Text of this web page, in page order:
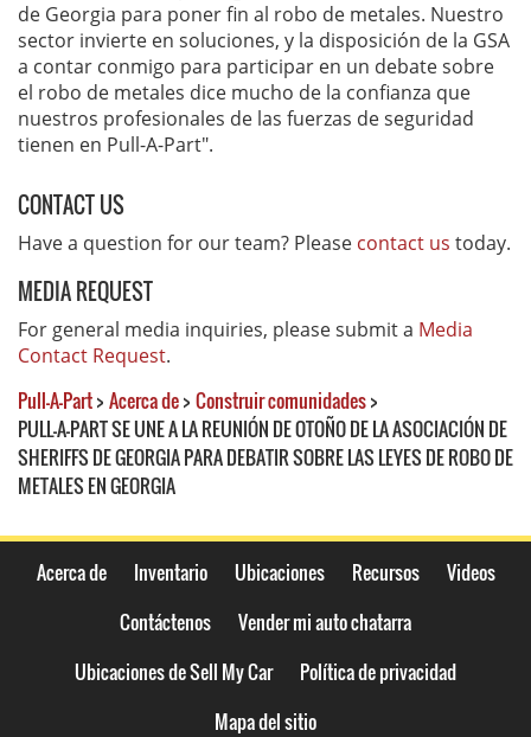
de Georgia para poner fin al robo de metales. Nuestro
sector invierte en soluciones, y la disposición de la GSA
a contar conmigo para participar en un debate sobre
el robo de metales dice mucho de la confianza que
nuestros profesionales de las fuerzas de seguridad
tienen en Pull-A-Part".
CONTACT US
Have a question for our team? Please contact us today.
MEDIA REQUEST
For general media inquiries, please submit a Media
Contact Request.
Pull-A-Part> Acerca de> Construir comunidades>
PULL-A-PART SE UNE A LA REUNIÓN DE OTOÑO DE LA ASOCIACIÓN DE
SHERIFFS DE GEORGIA PARA DEBATIR SOBRE LAS LEYES DE ROBO DE
METALES EN GEORGIA
Acerca de Inventario Ubicaciones Recursos
Videos
Contáctenos
Vender mi auto chatarra
Ubicaciones de Sell My Car
Política de privacidad
Mapa del sitio